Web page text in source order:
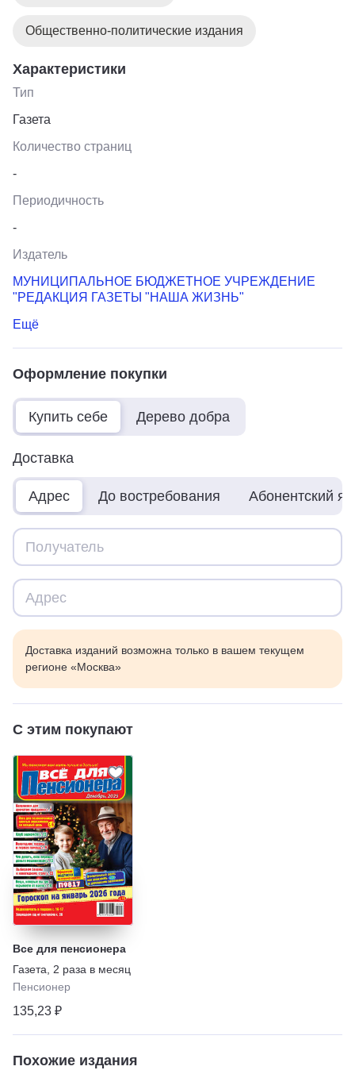
Общественно-политические издания
Характеристики
Тип
Газета
Количество страниц
-
Периодичность
-
Издатель
МУНИЦИПАЛЬНОЕ БЮДЖЕТНОЕ УЧРЕЖДЕНИЕ
"РЕДАКЦИЯ ГАЗЕТЫ "НАША ЖИЗНЬ"
Ещё
Оформление покупки
Купить себе Дерево добра
Доставка
Адрес До востребования Абонентский
Доставка изданий возможна только в вашем текущем
регионе «Москва»
С этим покупают
Все для пенсионера
Газета
2 раза в месяц
Пенсионер
135,23 ₽
Похожие издания